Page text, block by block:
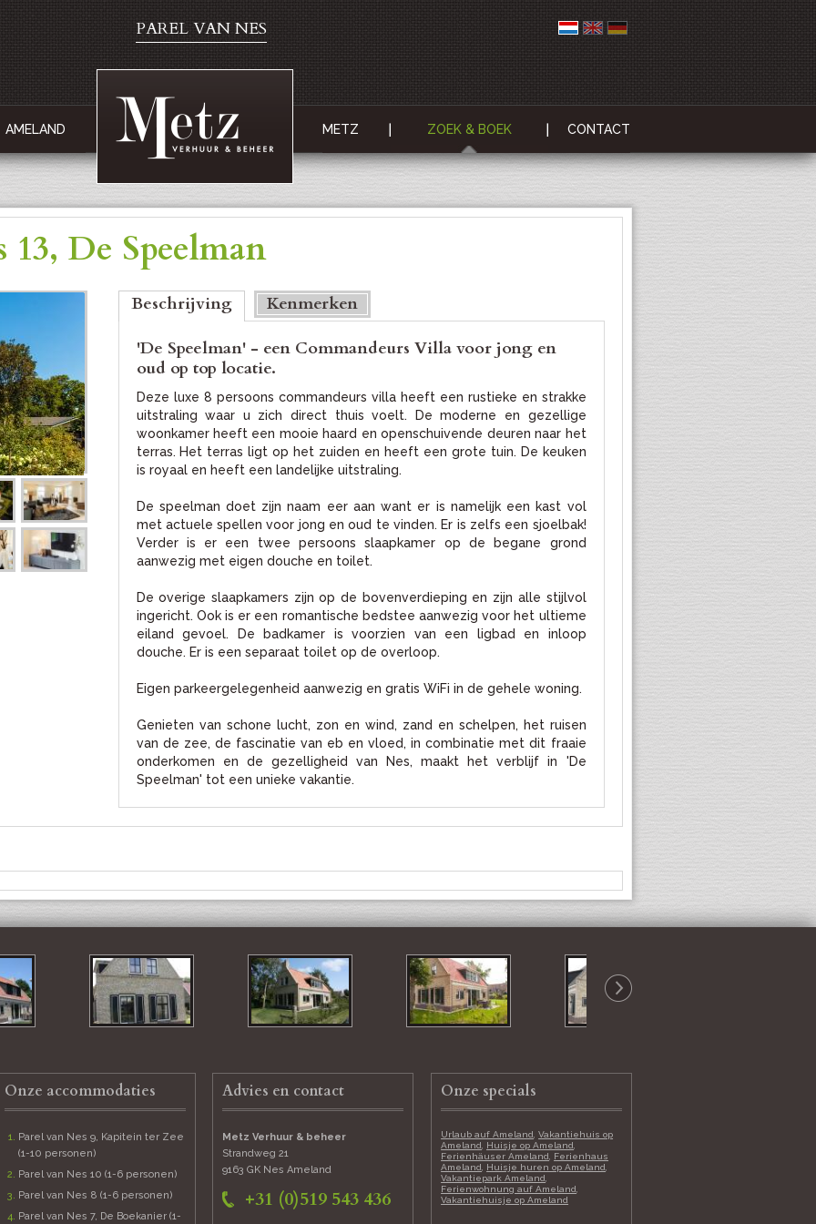
PAREL VAN NES
AMELAND METZ ZOEK & BOEK CONTACT
13, De Speelman
Bottom
Beschrijving(actieve tabblad)
Kenmerken
'De Speelman' - een Commandeurs Villa voor jong en
oud op top locatie.
Deze luxe 8 persoons commandeurs villa heeft een rustieke en strakke
uitstraling waar u zich direct thuis voelt. De moderne en gezellige
woonkamer heeft een mooie haard en openschuivende deuren naar het
terras. Het terras ligt op het zuiden en heeft een grote tuin. De keuken
is royaal en heeft een landelijke uitstraling.
De speelman doet zijn naam eer aan want er is namelijk een kast vol
met actuele spellen voor jong en oud te vinden. Er is zelfs een sjoelbak!
Verder is er een twee persoons slaapkamer op de begane grond
aanwezig met eigen douche en toilet.
De overige slaapkamers zijn op de bovenverdieping en zijn alle stijlvol
ingericht. Ook is er een romantische bedstee aanwezig voor het ultieme
eiland gevoel. De badkamer is voorzien van een ligbad en inloop
douche. Er is een separaat toilet op de overloop.
Eigen parkeergelegenheid aanwezig en gratis WiFi in de gehele woning.
Genieten van schone lucht, zon en wind, zand en schelpen, het ruisen
van de zee, de fascinatie van eb en vloed, in combinatie met dit fraaie
onderkomen en de gezelligheid van Nes, maakt het verblijf in 'De
Speelman' tot een unieke vakantie.
Onze accommodaties
Parel van Nes 9, Kapitein ter Zee
(1-10 personen)
Parel van Nes 10 (1-6 personen)
Parel van Nes 8 (1-6 personen)
Parel van Nes 7, De Boekanier (1-
Advies en contact
Metz Verhuur & beheer
Strandweg 21
9163 GK Nes Ameland
+31 (0)519 543 436
Onze specials
Urlaub auf Ameland ,Vakantiehuis op
Ameland
Huisje op Ameland
Ferienhäuser Ameland
Ferienhaus
Ameland
Huisje huren op Ameland
Vakantiepark Ameland
Ferienwohnung auf Ameland
Vakantiehuisje op Ameland